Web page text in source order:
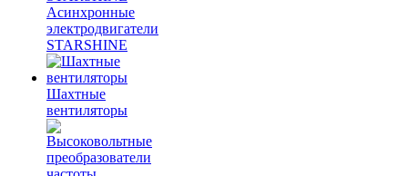
Асинхронные
электродвигатели
STARSHINE
Шахтные
вентиляторы